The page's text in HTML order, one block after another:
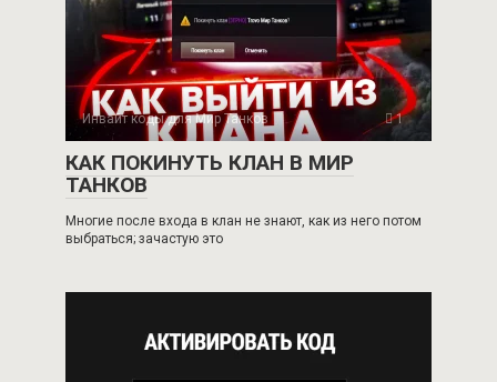
Инвайт коды для Мир Танков 1
КАК ПОКИНУТЬ КЛАН В МИР
ТАНКОВ
Многие после входа в клан не знают, как из него потом
выбраться; зачастую это